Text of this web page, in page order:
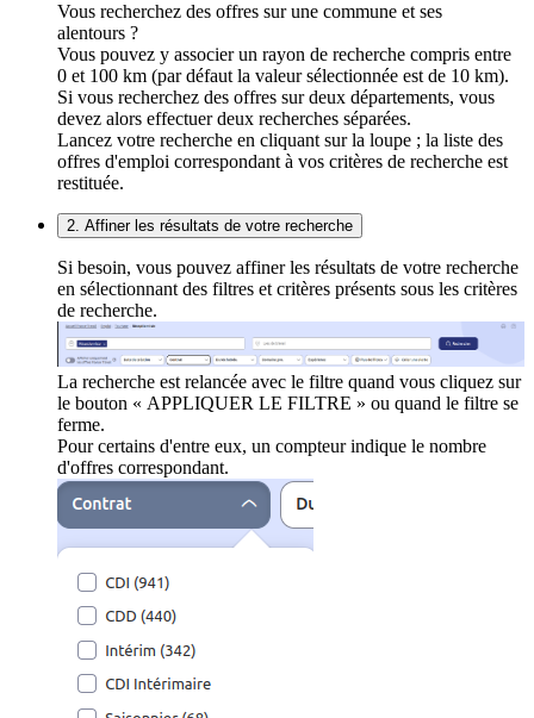
Vous recherchez des offres sur une commune et ses
alentours ?
Vous pouvez y associer un rayon de recherche compris entre
0 et 100 km (par défaut la valeur sélectionnée est de 10 km).
Si vous recherchez des offres sur deux départements, vous
devez alors effectuer deux recherches séparées.
Lancez votre recherche en cliquant sur la loupe ; la liste des
offres d'emploi correspondant à vos critères de recherche est
restituée.
2. Affiner les résultats de votre recherche
Si besoin, vous pouvez affiner les résultats de votre recherche
en sélectionnant des filtres et critères présents sous les critères
de recherche.
La recherche est relancée avec le filtre quand vous cliquez sur
le bouton « APPLIQUER LE FILTRE » ou quand le filtre se
ferme.
Pour certains d'entre eux, un compteur indique le nombre
d'offres correspondant.